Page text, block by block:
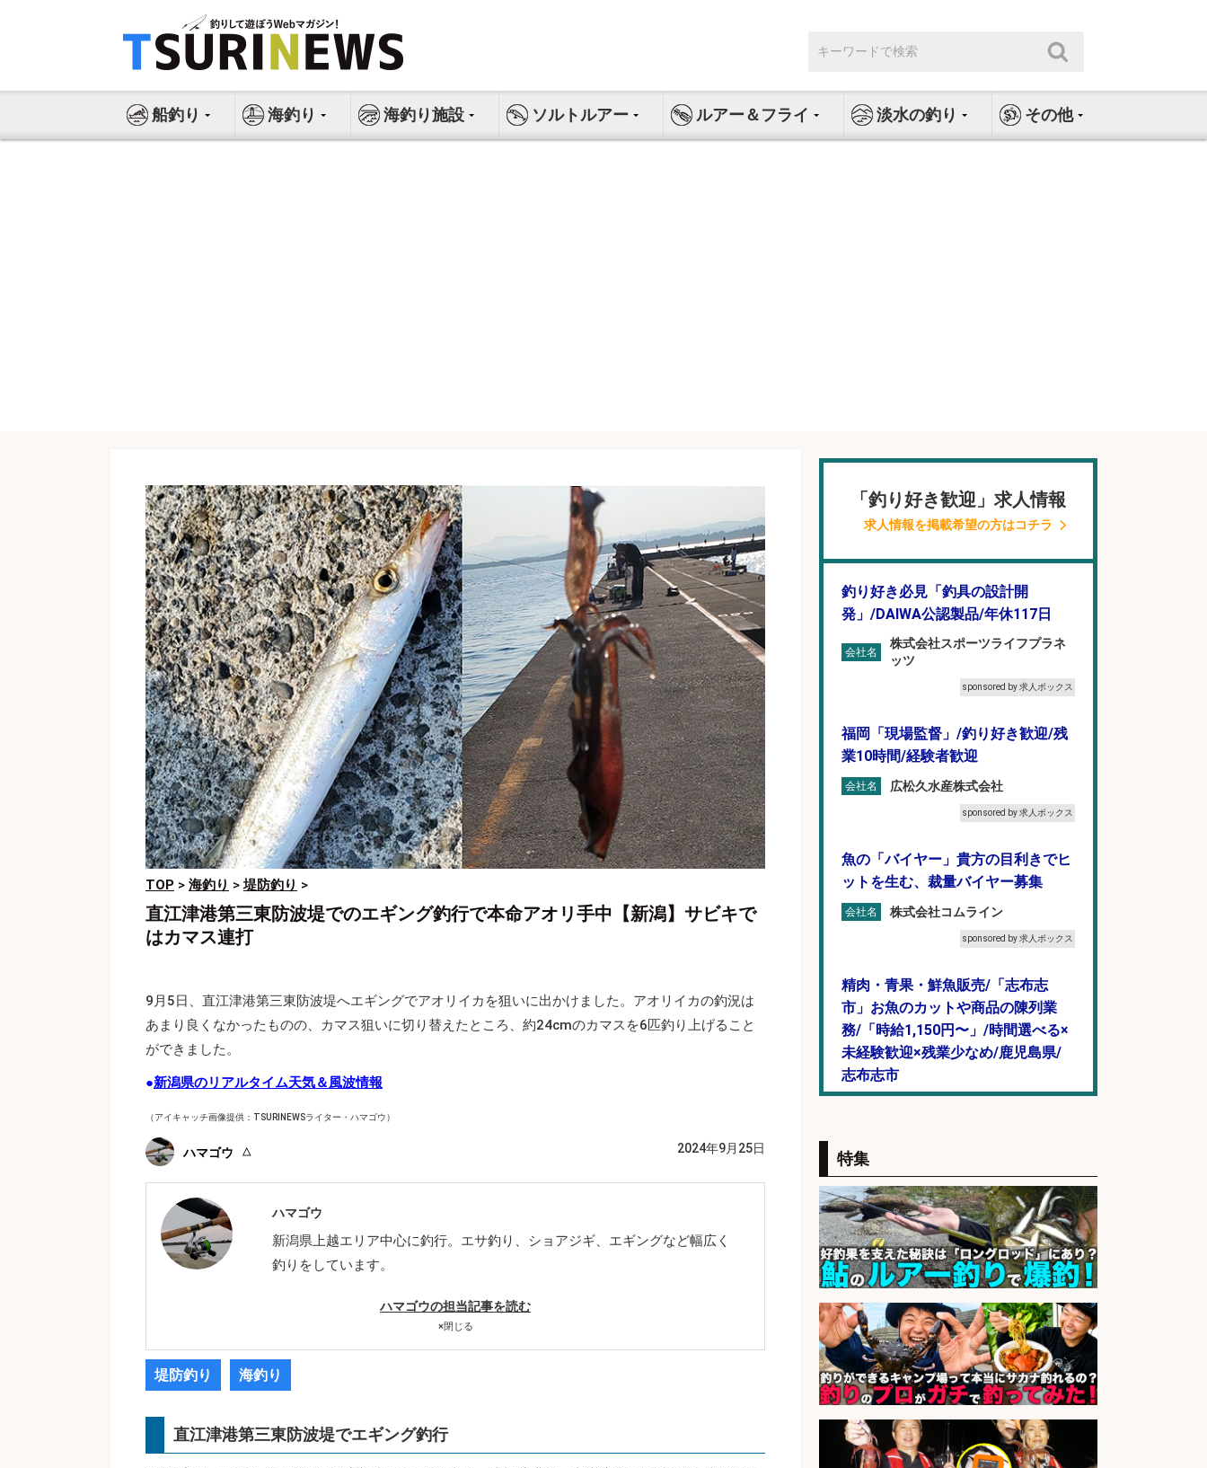
ス
索:
船釣り 海釣り 海釣り施設 ソルトルアー ルアー＆フライ 淡水の釣り その他
TOP > 海釣り >堤防釣り >
直江津港第三東防波堤でのエギング釣行で本命アオリ手中【新潟】サビキで
はカマス連打
9月5日、直江津港第三東防波堤へエギングでアオリイカを狙いに出かけました。アオリイカの釣況は
あまり良くなかったものの、カマス狙いに切り替えたところ、約24cmのカマスを6匹釣り上げること
ができました。
●新潟県のリアルタイム天気＆風波情報
（アイキャッチ画像提供：TSURINEWSライター・ハマゴウ）
ハマゴウ 2024年9月25日
ハマゴウ
新潟県上越エリア中心に釣行。エサ釣り、ショアジギ、エギングなど幅広く
釣りをしています。
ハマゴウの担当記事を読む
×閉じる
堤防釣り 海釣り
直江津港第三東防波堤でエギング釣行
「釣り好き歓迎」求人情報
求人情報を掲載希望の方はコチラ
釣り好き必見「釣具の設計開
発」/DAIWA公認製品/年休117日
会社名
株式会社スポーツライフプラネ
ッツ
sponsored by 求人ボックス
福岡「現場監督」/釣り好き歓迎/残
業10時間/経験者歓迎
会社名 広松久水産株式会社
sponsored by 求人ボックス
魚の「バイヤー」貴方の目利きでヒ
ットを生む、裁量バイヤー募集
会社名 株式会社コムライン
sponsored by 求人ボックス
精肉・青果・鮮魚販売/「志布志
市」お魚のカットや商品の陳列業
務/「時給1,150円〜」/時間選べる×
未経験歓迎×残業少なめ/鹿児島県/
志布志市
日払いOKで即日収入/軽作業・物流
その他/「9月末までの短期」釣り具
のピッキング作業など/残業少なめ/
日勤&土日休み/未経験OK!
会社名
UTエージェント株式会社 関西第
二CU
sponsored by 求人ボックス
レジ打ち/日払いOK/おさかなの三枚
おろし/新潟県/小千谷市
会社名 株式会社G&G
sponsored by 求人ボックス
特集